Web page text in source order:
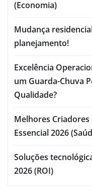
(Economia)
Mudança
planejamento!
Excelência
um Guarda-Chuva
Qualidade?
Melhores Criadores
Essencial 2026
Soluções
2026 (ROI)